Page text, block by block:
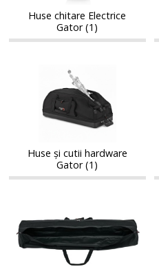
Huse chitare Electrice
Gator (1)
hardware
hardware
Huse și cutii hardware
Gator (1)
genti
pentru
stative
genti
pentru
stative